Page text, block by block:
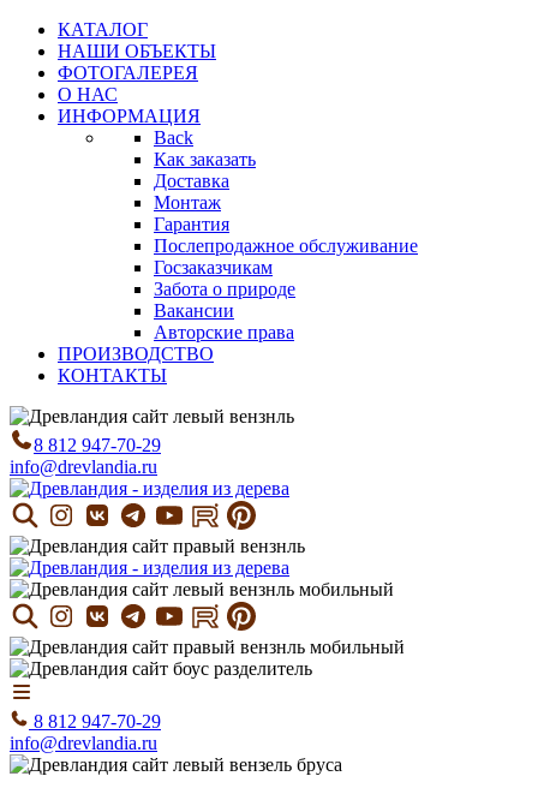
КАТАЛОГ
НАШИ ОБЪЕКТЫ
ФОТОГАЛЕРЕЯ
О НАС
ИНФОРМАЦИЯ
Back
Как заказать
Доставка
Монтаж
Гарантия
Послепродажное обслуживание
Госзаказчикам
Забота о природе
Вакансии
Авторские права
ПРОИЗВОДСТВО
КОНТАКТЫ
8 812 947-70-29
info@drevlandia.ru
8 812 947-70-29
info@drevlandia.ru